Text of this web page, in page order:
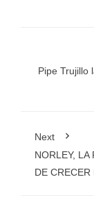
Pipe Trujillo
Next
NORLEY, LA
DE CRECER